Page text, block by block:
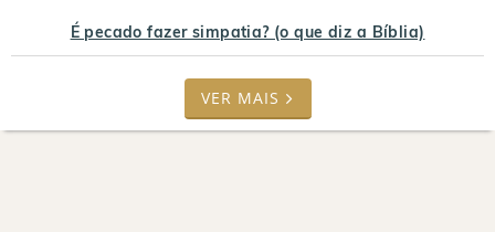
É pecado fazer simpatia? (o que diz a Bíblia)
VER MAIS